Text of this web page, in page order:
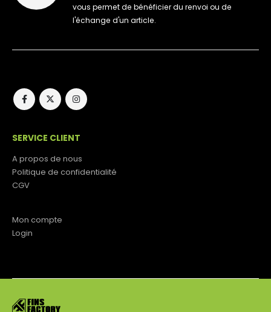
vous permet de bénéficier du renvoi ou de
l'échange d'un article.
SERVICE CLIENT
A propos de nous
Politique de confidentialité
CGV
Mon compte
Login